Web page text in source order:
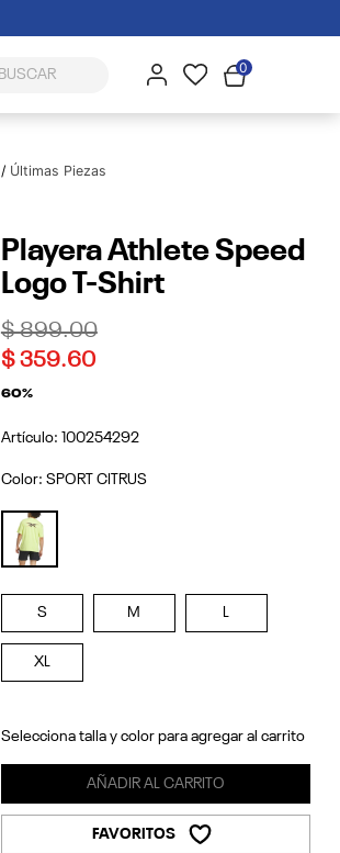
0
Últimas Piezas
Playera Athlete Speed
Logo T-Shirt
Price reduced from
$ 899.00to
$ 359.60
60%
Artículo: 100254292
Color: SPORT CITRUS
S M L
XL
Selecciona talla y color para agregar al carrito
AÑADIR AL CARRITO
FAVORITOS